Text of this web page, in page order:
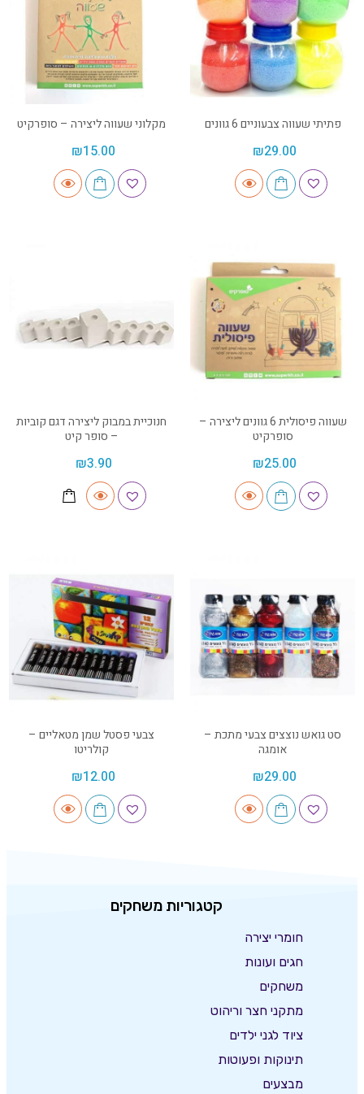
פתיתי שעווה צבעוניים 6 גוונים
₪29.00
מקלוני שעווה ליצירה – סופרקיט
₪15.00
שעווה פיסולית 6 גוונים ליצירה –
סופרקיט
₪25.00
חנוכיית במבוק ליצירה דגם קוביות
– סופר קיט
₪3.90
סט גואש נוצצים צבעי מתכת –
אומגה
₪29.00
צבעי פסטל שמן מטאליים –
קולריטו
₪12.00
קטגוריות משחקים
חומרי יצירה
חגים ועונות
משחקים
מתקני חצר וריהוט
ציוד לגני ילדים
תינוקות ופעוטות
מבצעים